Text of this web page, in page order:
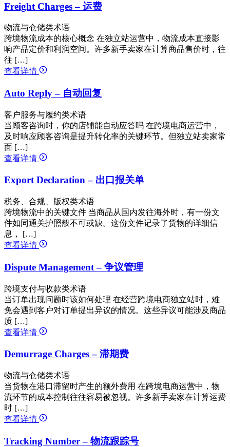
Freight Charges – 运费
物流与仓储类术语
跨境物流成本的核心概念 在独立站运营中，物流成本直接影
响产品定价和利润空间。许多新手卖家在计算商品售价时，往
往 […]
查看详情
Auto Reply – 自动回复
客户服务与履约类术语
当顾客咨询时，你的店铺能自动应答吗 在跨境电商运营中，
及时响应顾客咨询是提升转化率的关键环节。但独立站卖家常
面 […]
查看详情
Export Declaration – 出口报关单
税务、合规、版权类术语
跨境物流中的关键文件 当商品从国内发往海外时，有一份文
件如同通关护照般不可或缺。这份文件记录了货物的详细信
息， […]
查看详情
Dispute Management – 争议管理
跨境支付与收款类术语
当订单出现问题时该如何处理 在经营跨境电商独立站时，难
免会遇到客户对订单提出异议的情况。这些异议可能涉及商品
质 […]
查看详情
Demurrage Charges – 滞期费
物流与仓储类术语
当货物在港口滞留时产生的额外费用 在跨境电商运营中，物
流环节的成本控制往往容易被忽视。许多新手卖家在计算运费
时 […]
查看详情
Tracking Number – 物流跟踪号